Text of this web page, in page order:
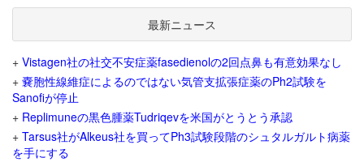
最新ニュース
+ Vistagen社の社交不安症薬fasedienolの2回点鼻も有意効果なし
+ 嚢胞性線維症によるのではない気管支拡張症薬のPh2試験を
Sanofiが停止
+ Replimuneの黒色腫薬Tudriqevを米国がとうとう承認
+ Tarsus社がAlkeus社を買ってPh3試験段階のシュタルガルト病薬
を手にする